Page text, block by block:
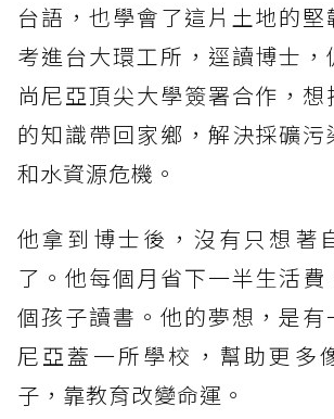
台語，也學會了這片土地的堅
考進台大環工所，逕讀博士，
尚尼亞頂尖大學簽署合作，想
的知識帶回家鄉，解決採礦污
和水資源危機。
他拿到博士後，沒有只想著
了。他每個月省下一半生活費
個孩子讀書。他的夢想，是有
尼亞蓋一所學校，幫助更多
子，靠教育改變命運。